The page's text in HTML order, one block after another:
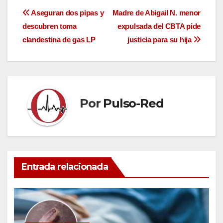
Navegación
de
entradas
Madre de Abigail N. menor
expulsada del CBTA pide
justicia para su hija
Aseguran dos pipas y
descubren toma
clandestina de gas LP
Por Pulso-Red
Entrada relacionada